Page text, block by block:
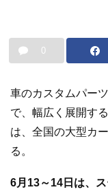
0
車のカスタムパー
で、幅広く展開す
は、全国の大型カ
る。
6月13～14日は、